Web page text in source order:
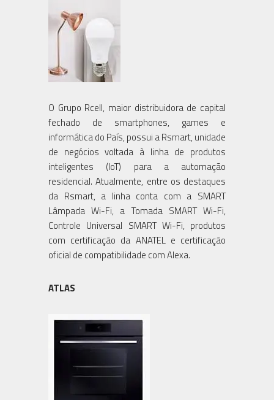
O Grupo Rcell, maior distribuidora de capital
fechado de smartphones, games e
informática do País, possui a Rsmart, unidade
de negócios voltada à linha de produtos
inteligentes (IoT) para a automação
residencial. Atualmente, entre os destaques
da Rsmart, a linha conta com a SMART
Lâmpada Wi-Fi, a Tomada SMART Wi-Fi,
Controle Universal SMART Wi-Fi, produtos
com certificação da ANATEL e certificação
oficial de compatibilidade com Alexa.
ATLAS